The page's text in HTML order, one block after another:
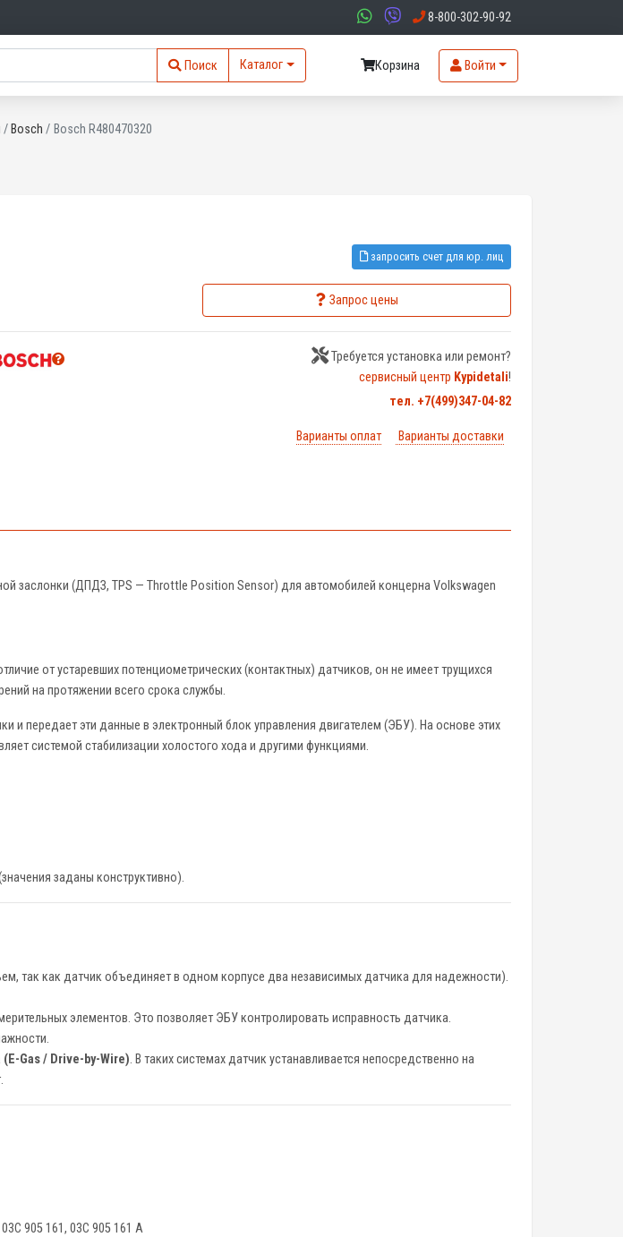
8-800-302-90-92
Поиск Каталог Корзина Войти
Bosch Bosch R480470320
запросить счет для юр. лиц
Запрос цены
Требуется установка или ремонт?
сервисный центр Kypidetali!
тел. +7(499)347-04-82
Варианты оплат Варианты доставки
заслонки (ДПДЗ, TPS — Throttle Position Sensor) для автомобилей концерна Volkswagen
от устаревших потенциометрических (контактных) датчиков, он не имеет трущихся
на протяжении всего срока службы.
и передает эти данные в электронный блок управления двигателем (ЭБУ). На основе этих
системой стабилизации холостого хода и другими функциями.
заданы конструктивно).
так как датчик объединяет в одном корпусе два независимых датчика для надежности).
элементов. Это позволяет ЭБУ контролировать исправность датчика.
Gas / Drive-by-Wire). В таких системах датчик устанавливается непосредственно на
905 161, 03C 905 161 A